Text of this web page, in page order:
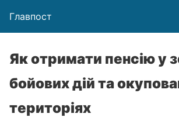
Главпост
Як отримати пенсію у
бойових дій та
територіях